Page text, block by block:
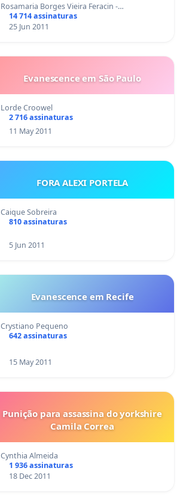
Rosamaria Borges Vieira Feracin -…
14 714 assinaturas
25 Jun 2011
Evanescence em São Paulo
Lorde Croowel
2 716 assinaturas
11 May 2011
FORA ALEXI PORTELA
Caique Sobreira
810 assinaturas
5 Jun 2011
Evanescence em Recife
Crystiano Pequeno
642 assinaturas
15 May 2011
Punição para assassina do yorkshire
Camila Correa
Cynthia Almeida
1 936 assinaturas
18 Dec 2011